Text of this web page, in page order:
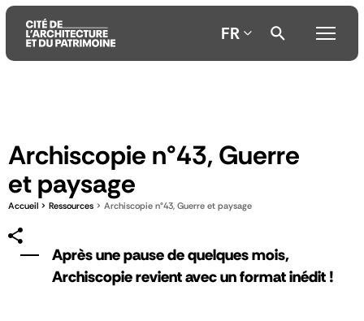
contenu
principal
menu
principal
recherche
FR
Archiscopie n°43, Guerre
et paysage
Accueil Ressources Archiscopie n°43, Guerre et paysage
Après une pause de quelques mois,
Archiscopie revient avec un format inédit !